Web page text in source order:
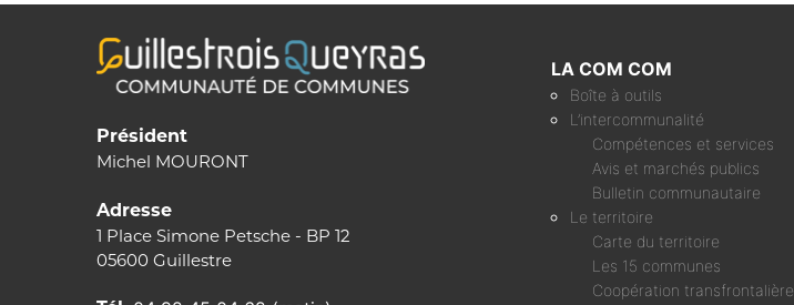
Président
Michel MOURONT
Adresse
1 Place Simone Petsche - BP 12
05600 Guillestre
LA COM COM
Boîte à outils
L’intercommunalité
Compétences et services
Avis et marchés publics
Bulletin communautaire
Le territoire
Carte du territoire
Les 15 communes
Coopération transfrontalière